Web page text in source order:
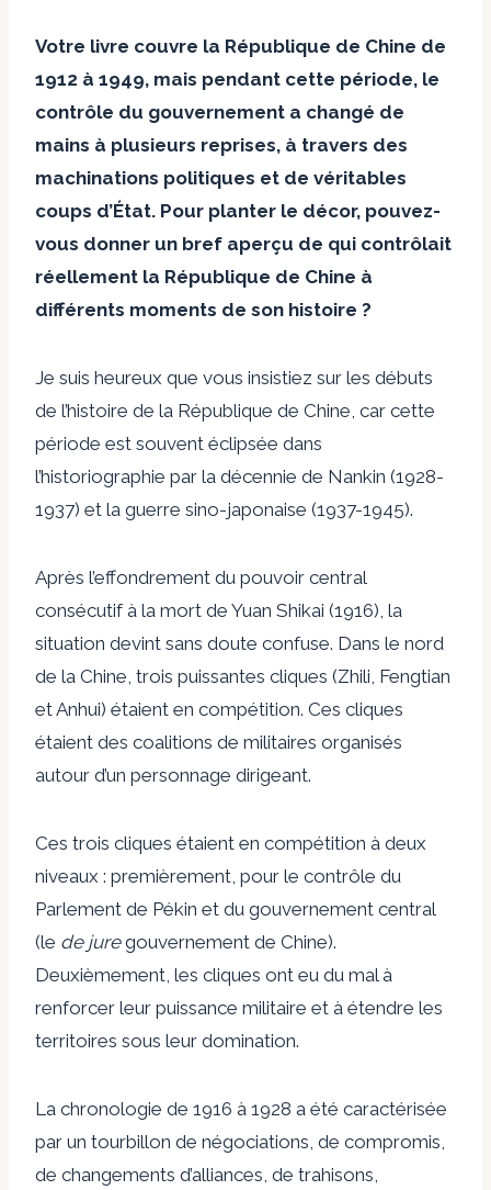
Votre livre couvre la République de Chine de
1912 à 1949, mais pendant cette période, le
contrôle du gouvernement a changé de
mains à plusieurs reprises, à travers des
machinations politiques et de véritables
coups d’État. Pour planter le décor, pouvez-
vous donner un bref aperçu de qui contrôlait
réellement la République de Chine à
différents moments de son histoire ?
Je suis heureux que vous insistiez sur les débuts
de l’histoire de la République de Chine, car cette
période est souvent éclipsée dans
l’historiographie par la décennie de Nankin (1928-
1937) et la guerre sino-japonaise (1937-1945).
Après l’effondrement du pouvoir central
consécutif à la mort de Yuan Shikai (1916), la
situation devint sans doute confuse. Dans le nord
de la Chine, trois puissantes cliques (Zhili, Fengtian
et Anhui) étaient en compétition. Ces cliques
étaient des coalitions de militaires organisés
autour d’un personnage dirigeant.
Ces trois cliques étaient en compétition à deux
niveaux : premièrement, pour le contrôle du
Parlement de Pékin et du gouvernement central
(le de juregouvernement de Chine).
Deuxièmement, les cliques ont eu du mal à
renforcer leur puissance militaire et à étendre les
territoires sous leur domination.
La chronologie de 1916 à 1928 a été caractérisée
par un tourbillon de négociations, de compromis,
de changements d’alliances, de trahisons,